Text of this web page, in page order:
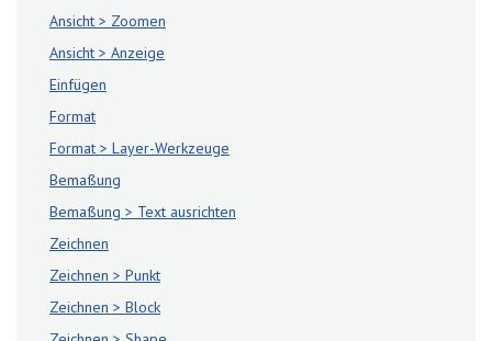
Ansicht > Zoomen
Ansicht > Anzeige
Einfügen
Format
Format > Layer-Werkzeuge
Bemaßung
Bemaßung > Text ausrichten
Zeichnen
Zeichnen > Punkt
Zeichnen > Block